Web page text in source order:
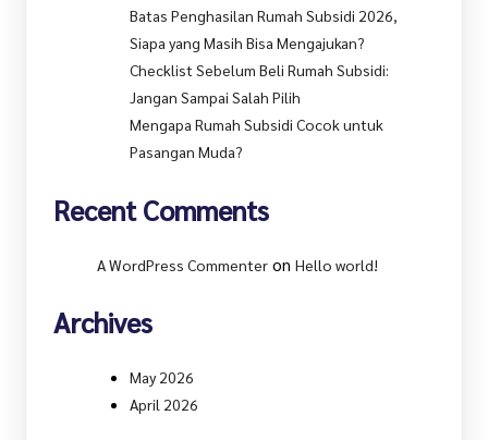
Batas Penghasilan Rumah Subsidi 2026,
Siapa yang Masih Bisa Mengajukan?
Checklist Sebelum Beli Rumah Subsidi:
Jangan Sampai Salah Pilih
Mengapa Rumah Subsidi Cocok untuk
Pasangan Muda?
Recent Comments
A WordPress Commenter on Hello world!
Archives
May 2026
April 2026